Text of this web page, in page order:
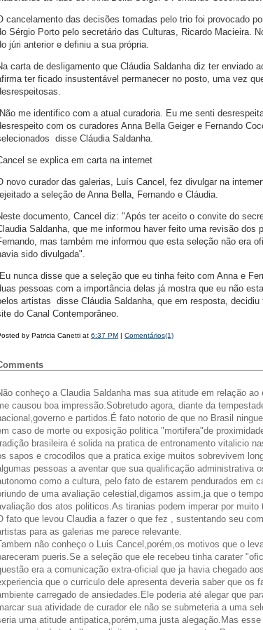
cancelamento das decisões tomadas pelo trio foi provocado
Sérgio Porto pelo secretário das Culturas, Ricardo Macieira.
júri anterior e definiu a sua própria.
carta de desligamento que Cláudia Saldanha diz ter enviado
ter ficado insustentável permanecer no posto, uma vez
 Não me identifico com a atual curadoria. Eu me senti
com os curadores Anna Bella Geiger e Fernando
 disse Cláudia Saldanha.
se explica em carta na internet
novo curador das galerias, Luís Cancel, fez divulgar na
a seleção de Anna Bella, Fernando e Cláudia.
documento, Cancel diz: "Após ter aceito o convite do
Saldanha, que me informou haver feito uma revisão
mas também me informou que esta seleção não era
sido divulgada".
 Eu nunca disse que a seleção que eu tinha feito com Anna e
pessoas com a importância delas já mostra que eu não
artistas  disse Cláudia Saldanha, que em resposta,
do Canal Contemporâneo.
by Patricia Canetti at 6:37 PM | Comentários(1)
conheço a Claudia Saldanha mas sua atitude em relação
causou boa impressão.Sobretudo agora, diante da
e partidos.É fato notorio de que no Brasil
caso de morte ou exposição politica "mortifera"de
brasileira é solida na pratica de entronamento vitalicio
sapos e crocodilos que a pratica exige muitos sobrevivem
pessoas a aventar que sua qualificação administrativa
como a cultura, pelo fato de estarem pendurados em
de uma avaliação celestial,digamos assim,ja que o
dos atos politicos.As tiranias podem imperar por muito
fato que levou Claudia a fazer o que fez , sustentando seu
para as galerias me parece relevante.
não conheço o Luis Cancel,porém,os motivos que o
pueris.Se a seleção que ele recebeu tinha carater
era a comunicação extra-oficial que ja havia chegado
que o curriculo dele apresenta deveria saber que os
carregado de ansiedades.Ele poderia até alegar que
sua atividade de curador ele não se submeteria a uma
uma atitude antipatica,porém,uma justa alegação.Mas